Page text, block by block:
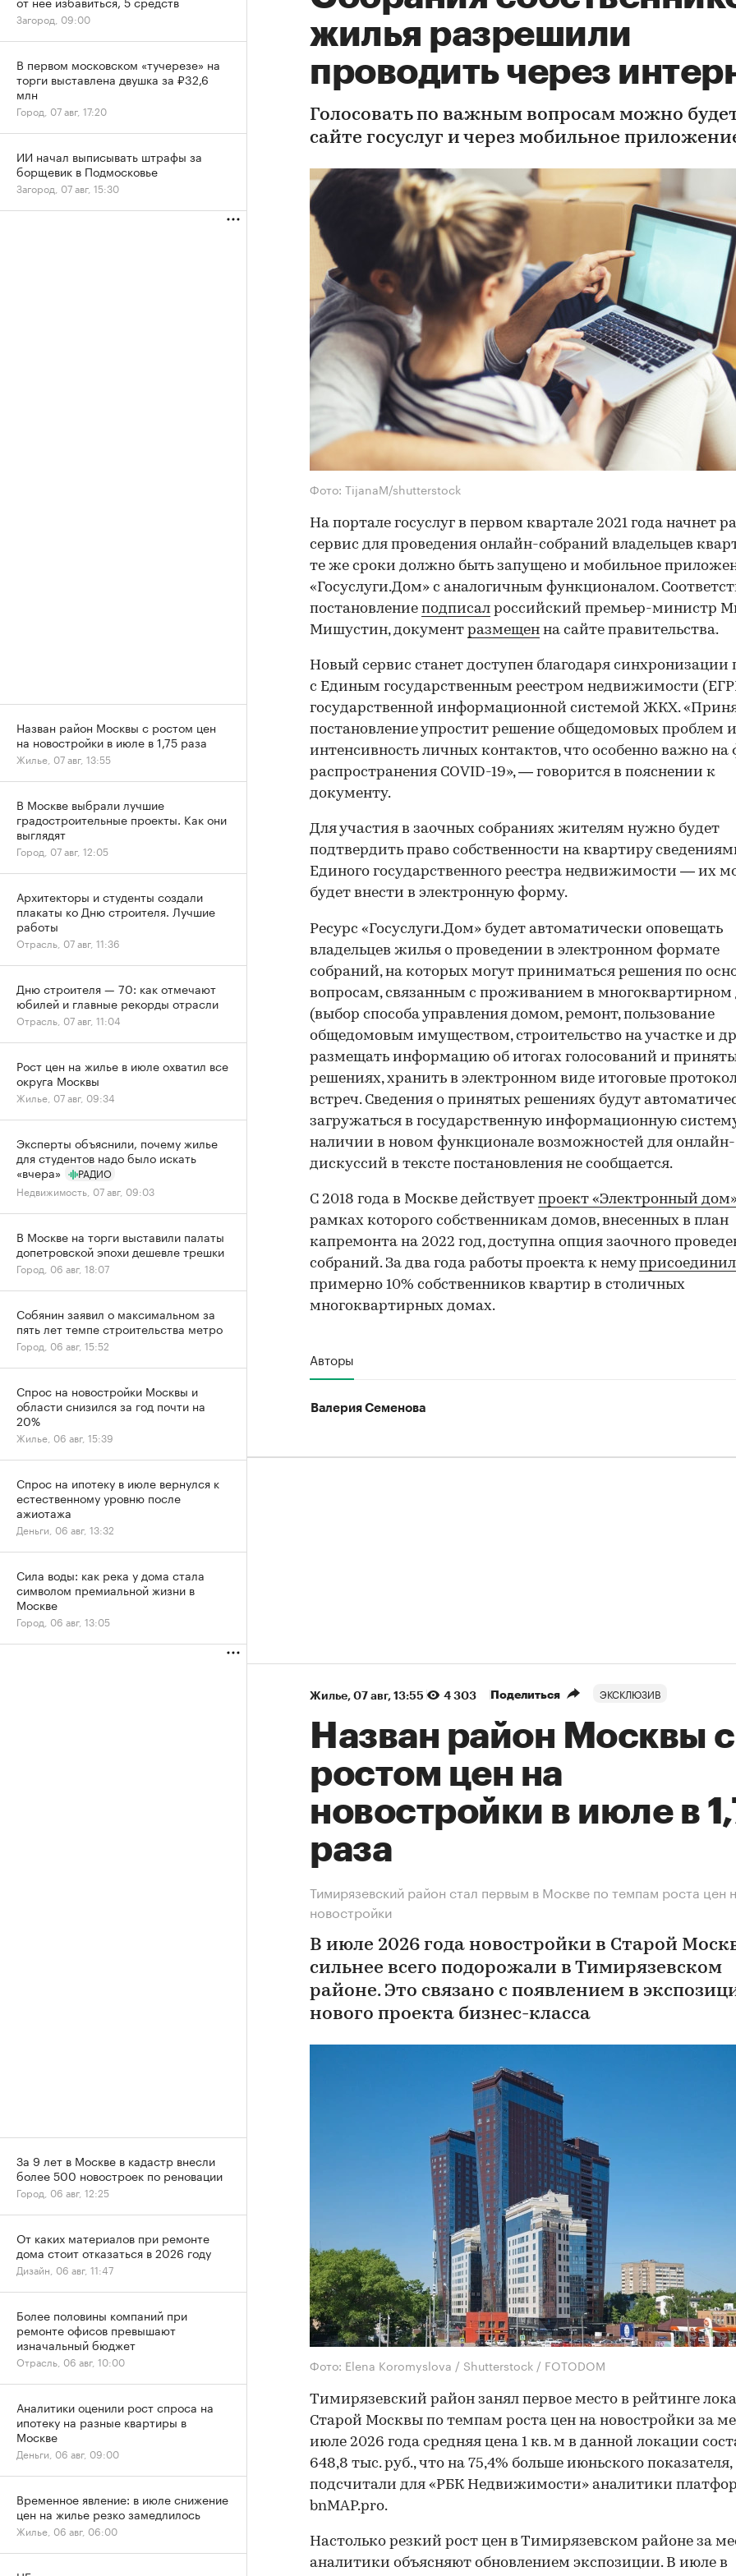
жилья разрешили
проводить через
Голосовать по важным вопросам можно
сайте госуслуг и через мобильное
Фото: TijanaM/shutterstock
На портале госуслуг в первом квартале 2021 года начнет
сервис для проведения онлайн-собраний владельцев
те же сроки должно быть запущено и мобильное
«Госуслуги.Дом» с аналогичным функционалом.
постановление подписал российский премьер-министр
Мишустин, документ размещен на сайте правительства.
Новый сервис станет доступен благодаря синхронизации
с Единым государственным реестром недвижимости
государственной информационной системой ЖКХ.
постановление упростит решение общедомовых проблем
интенсивность личных контактов, что особенно важно на
распространения COVID-19», — говорится в пояснении к
документу.
Для участия в заочных собраниях жителям нужно будет
подтвердить право собственности на квартиру
Единого государственного реестра недвижимости — их
будет внести в электронную форму.
00:00 / 00:00
Ресурс «Госуслуги.Дом» будет автоматически оповещать
владельцев жилья о проведении в электронном формате
собраний, на которых могут приниматься решения по
вопросам, связанным с проживанием в многоквартирном
(выбор способа управления домом, ремонт, пользование
общедомовым имуществом, строительство на участке и
размещать информацию об итогах голосований и
решениях, хранить в электронном виде итоговые
встреч. Сведения о принятых решениях будут
загружаться в государственную информационную
наличии в новом функционале возможностей для онлайн-
дискуссий в тексте постановления не сообщается.
С 2018 года в Москве действует проект «Электронный дом»
рамках которого собственникам домов, внесенных в план
капремонта на 2022 год, доступна опция заочного
собраний. За два года работы проекта к нему
примерно 10% собственников квартир в столичных
многоквартирных домах.
Авторы
Валерия Семенова
Жилье⁠, 07 авг, 13:55 4 303 Поделиться ЭКСКЛЮЗИВ
Назван район Москвы с
ростом цен на
новостройки в июле в
раза
Тимирязевский район стал первым в Москве по темпам роста цен
новостройки
В июле 2026 года новостройки в Старой
сильнее всего подорожали в Тимирязевском
районе. Это связано с появлением в
нового проекта бизнес-класса
Фото: Elena Koromyslova / Shutterstock / FOTODOM
Тимирязевский район занял первое место в рейтинге
Старой Москвы по темпам роста цен на новостройки за
июле 2026 года средняя цена 1 кв. м в данной локации
648,8 тыс. руб., что на 75,4% больше июньского показателя,
подсчитали для «РБК Недвижимости» аналитики
bnMAP.pro.
Настолько резкий рост цен в Тимирязевском районе за
аналитики объясняют обновлением экспозиции. В июле в
Загород, 09:00
В первом московском «тучерезе» на
торги выставлена двушка за ₽32,6
млн
Город, 07 авг, 17:20
ИИ начал выписывать штрафы за
борщевик в Подмосковье
Загород, 07 авг, 15:30
Назван район Москвы с ростом цен
на новостройки в июле в 1,75 раза
Жилье, 07 авг, 13:55
В Москве выбрали лучшие
градостроительные проекты. Как они
выглядят
Город, 07 авг, 12:05
Архитекторы и студенты создали
плакаты ко Дню строителя. Лучшие
работы
Отрасль, 07 авг, 11:36
Дню строителя — 70: как отмечают
юбилей и главные рекорды отрасли
Отрасль, 07 авг, 11:04
Рост цен на жилье в июле охватил все
округа Москвы
Жилье, 07 авг, 09:34
Эксперты объяснили, почему жилье
для студентов надо было искать
«вчера»
РАДИО
Недвижимость, 07 авг, 09:03
В Москве на торги выставили палаты
допетровской эпохи дешевле трешки
Город, 06 авг, 18:07
Собянин заявил о максимальном за
пять лет темпе строительства метро
Город, 06 авг, 15:52
Спрос на новостройки Москвы и
области снизился за год почти на
20%
Жилье, 06 авг, 15:39
Спрос на ипотеку в июле вернулся к
естественному уровню после
ажиотажа
Деньги, 06 авг, 13:32
Сила воды: как река у дома стала
символом премиальной жизни в
Москве
Город, 06 авг, 13:05
За 9 лет в Москве в кадастр внесли
более 500 новостроек по реновации
Город, 06 авг, 12:25
От каких материалов при ремонте
дома стоит отказаться в 2026 году
Дизайн, 06 авг, 11:47
Более половины компаний при
ремонте офисов превышают
изначальный бюджет
Отрасль, 06 авг, 10:00
Аналитики оценили рост спроса на
ипотеку на разные квартиры в
Москве
Деньги, 06 авг, 09:00
Временное явление: в июле снижение
цен на жилье резко замедлилось
Жилье, 06 авг, 06:00